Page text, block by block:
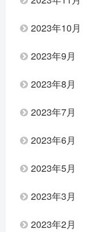
2023年10月
2023年9月
2023年8月
2023年7月
2023年6月
2023年5月
2023年3月
2023年2月